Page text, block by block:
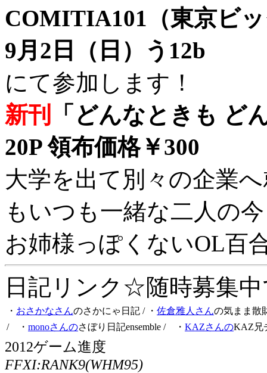
COMITIA101（東京ビ
9月2日（日）う12b
にて参加します！
新刊
「どんなときも ど
20P 領布価格￥300
大学を出て別々の企業
もいつも一緒な二人の
お姉様っぽくないOL百
日記リンク☆随時募集
・ おさかなさんのさかにゃ日記 / ・ 佐倉雅人さんの気まま散
/ ・ monoさんのさぼり日記ensemble / ・ KAZさんのKAZ兄
2012ゲーム進度
FFXI:RANK9(WHM95)